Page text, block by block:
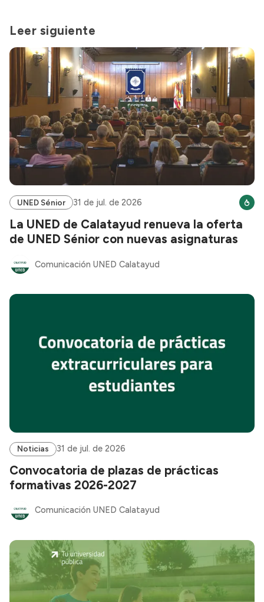
Leer siguiente
UNED Sénior 31 de jul. de 2026
La UNED de Calatayud renueva la oferta
de UNED Sénior con nuevas asignaturas
Comunicación UNED Calatayud
Noticias 31 de jul. de 2026
Convocatoria de plazas de prácticas
formativas 2026-2027
Comunicación UNED Calatayud